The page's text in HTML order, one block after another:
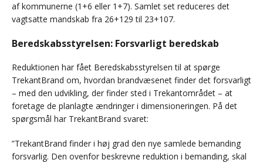
af kommunerne (1+6 eller 1+7). Samlet set reduceres det
vagtsatte mandskab fra 26+129 til 23+107.
Beredskabsstyrelsen: Forsvarligt beredskab
Reduktionen har fået Beredskabsstyrelsen til at spørge
TrekantBrand om, hvordan brandvæsenet finder det forsvarligt
– med den udvikling, der finder sted i Trekantområdet – at
foretage de planlagte ændringer i dimensioneringen. På det
spørgsmål har TrekantBrand svaret:
”TrekantBrand finder i høj grad den nye samlede bemanding
forsvarlig. Den ovenfor beskrevne reduktion i bemanding, skal